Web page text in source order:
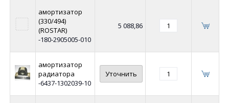
амортизатор
(330/494)
(ROSTAR)
-180-2905005-010
5 088,86
амортизатор
радиатора
-6437-1302039-10
Уточнить